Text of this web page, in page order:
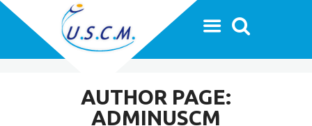
AUTHOR PAGE:
ADMINUSCM